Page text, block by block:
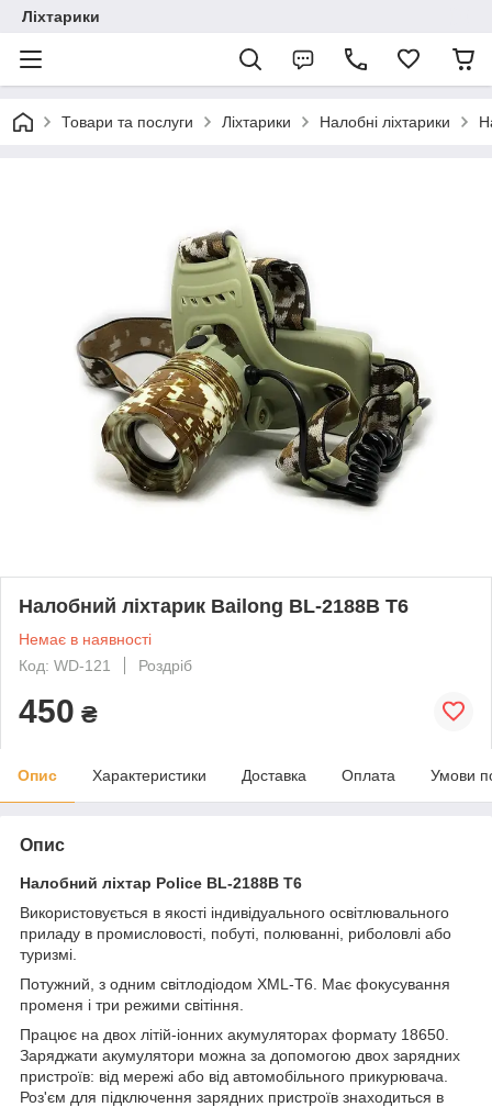
Ліхтарики
Товари та послуги Ліхтарики Налобні ліхтарики
Налобний ліхтарик Bailong BL-2188B T6
Немає в наявності
Код: WD-121
Роздріб
450 ₴
Опис Характеристики Доставка Оплата Умови
Опис
Налобний ліхтар Police BL-2188B T6
Використовується в якості індивідуального освітлювального
приладу в промисловості, побуті, полюванні, риболовлі або
туризмі.
Потужний, з одним світлодіодом XML-T6. Має фокусування
променя і три режими світіння.
Працює на двох літій-іонних акумуляторах формату 18650.
Заряджати акумулятори можна за допомогою двох зарядних
пристроїв: від мережі або від автомобільного прикурювача.
Роз'єм для підключення зарядних пристроїв знаходиться в